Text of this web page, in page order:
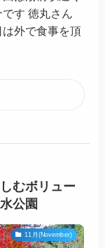
す 徳丸さん
外で食事を頂
むボリュー
公園
11月(November)